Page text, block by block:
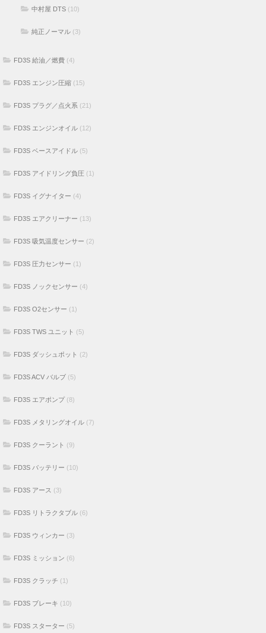
中村屋 DTS (10)
純正ノーマル (3)
FD3S 給油／燃費 (4)
FD3S エンジン圧縮 (15)
FD3S プラグ／点火系 (21)
FD3S エンジンオイル (12)
FD3S ベースアイドル (5)
FD3S アイドリング負圧 (1)
FD3S イグナイター (4)
FD3S エアクリーナー (13)
FD3S 吸気温度センサー (2)
FD3S 圧力センサー (1)
FD3S ノックセンサー (4)
FD3S O2センサー (1)
FD3S TWS ユニット (5)
FD3S ダッシュポット (2)
FD3S ACV バルブ (5)
FD3S エアポンプ (8)
FD3S メタリングオイル (7)
FD3S クーラント (9)
FD3S バッテリー (10)
FD3S アース (3)
FD3S リトラクタブル (6)
FD3S ウィンカー (3)
FD3S ミッション (6)
FD3S クラッチ (1)
FD3S ブレーキ (10)
FD3S スターター (5)